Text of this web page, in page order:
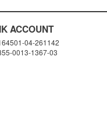
ACCOUNT
04-261142
0013-1367-03